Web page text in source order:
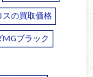
スの買取価格
MGブラック